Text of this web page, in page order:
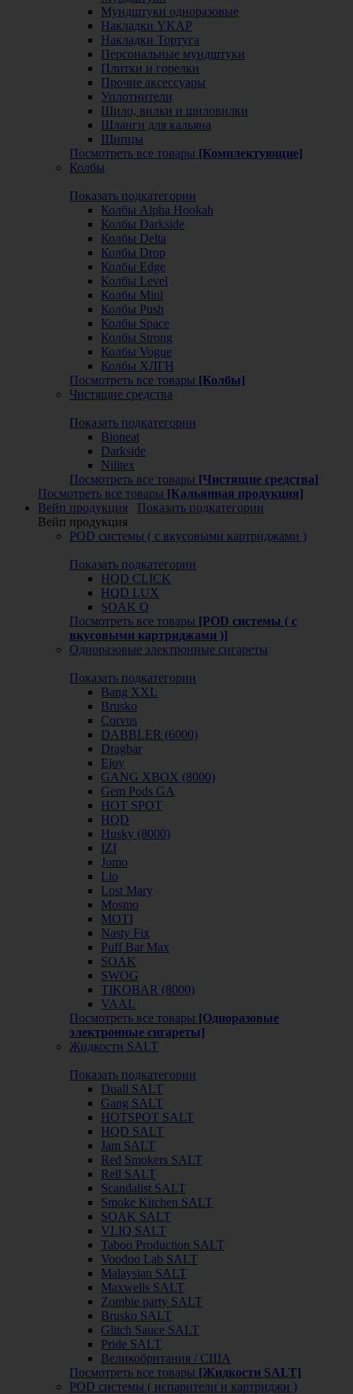
Мундштуки одноразовые
Накладки YKAP
Накладки Тортуга
Персональные мундштуки
Плитки и горелки
Прочие аксессуары
Уплотнители
Шило, вилки и шиловилки
Шланги для кальяна
Щипцы
Посмотреть все товары [Комплектующие]
Колбы
Показать подкатегории
Колбы Alpha Hookah
Колбы Darkside
Колбы Delta
Колбы Drop
Колбы Edge
Колбы Level
Колбы Mini
Колбы Push
Колбы Space
Колбы Strong
Колбы Vogue
Колбы ХЛГН
Посмотреть все товары [Колбы]
Чистящие средства
Показать подкатегории
Bioneat
Darkside
Nilitex
Посмотреть все товары [Чистящие средства]
Посмотреть все товары [Кальянная продукция]
Вейп продукция
Показать подкатегории
Вейп продукция
POD системы ( с вкусовыми картриджами )
Показать подкатегории
HQD CLICK
HQD LUX
SOAK Q
Посмотреть все товары [POD системы ( с
вкусовыми картриджами )]
Одноразовые электронные сигареты
Показать подкатегории
Bang XXL
Brusko
Corvus
DABBLER (6000)
Dragbar
Ejoy
GANG XBOX (8000)
Gem Pods GA
HOT SPOT
HQD
Husky (8000)
IZI
Jomo
Lio
Lost Mary
Mosmo
MOTI
Nasty Fix
Puff Bar Max
SOAK
SWOG
TIKOBAR (8000)
VAAL
Посмотреть все товары [Одноразовые
электронные сигареты]
Жидкости SALT
Показать подкатегории
Duall SALT
Gang SALT
HOTSPOT SALT
HQD SALT
Jam SALT
Red Smokers SALT
Rell SALT
Scandalist SALT
Smoke Kitchen SALT
SOAK SALT
VLIQ SALT
Taboo Production SALT
Voodoo Lab SALT
Malaysian SALT
Maxwells SALT
Zombie party SALT
Brusko SALT
Glitch Sauce SALT
Pride SALT
Великобритания / США
Посмотреть все товары [Жидкости SALT]
POD системы ( испарители и картриджи )